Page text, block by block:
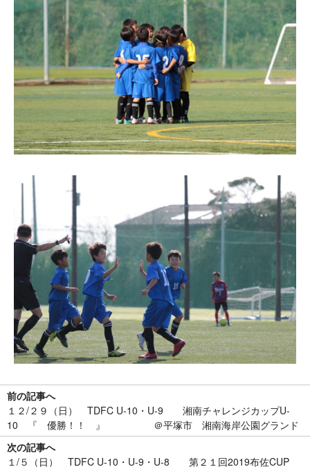
前の記事へ
１２/２９（日） TDFC U-10・U-9 湘南チャレンジカップU-
10 『 優勝！！ 』 ＠平塚市 湘南海岸公園グランド
次の記事へ
１/５（日） TDFC U-10・U-9・U-8 第２１回2019布佐CUP